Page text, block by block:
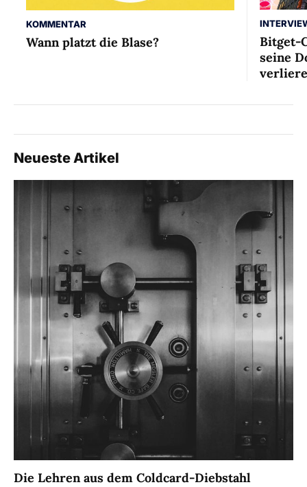
KOMMENTAR
Wann platzt die Blase?
Bitget-
seine
Neueste Artikel
Die Lehren aus dem Coldcard-Diebstahl